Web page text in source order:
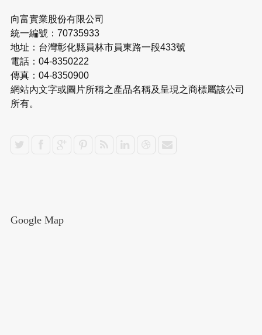
向富實業股份有限公司
統一編號：70735933
地址：台灣彰化縣員林市員東路一段433號
電話：04-8350222
傳真：04-8350900
網站內文字或圖片所稱之產品名稱及呈現之商標屬該公司
所有。
Google Map